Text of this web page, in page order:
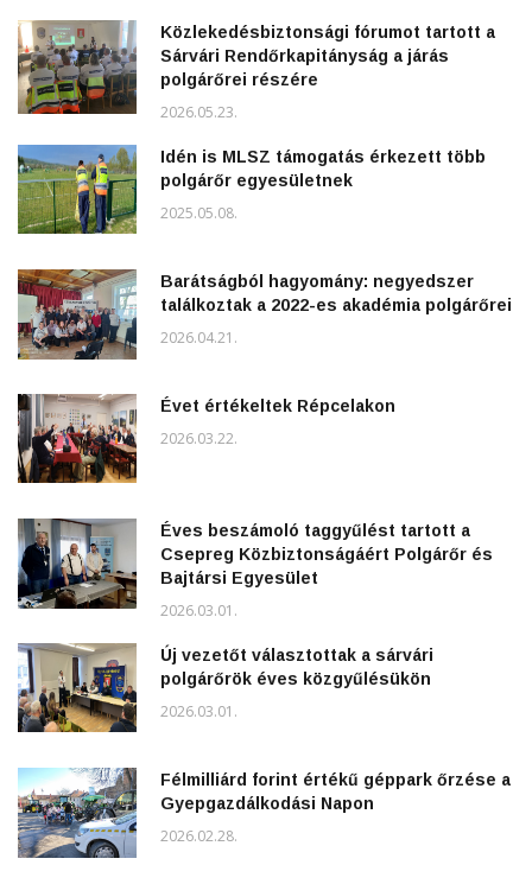
Közlekedésbiztonsági fórumot tartott a
Sárvári Rendőrkapitányság a járás
polgárőrei részére
2026.05.23.
Idén is MLSZ támogatás érkezett több
polgárőr egyesületnek
2025.05.08.
Barátságból hagyomány: negyedszer
találkoztak a 2022-es akadémia polgárőrei
2026.04.21.
Évet értékeltek Répcelakon
2026.03.22.
Éves beszámoló taggyűlést tartott a
Csepreg Közbiztonságáért Polgárőr és
Bajtársi Egyesület
2026.03.01.
Új vezetőt választottak a sárvári
polgárőrök éves közgyűlésükön
2026.03.01.
Félmilliárd forint értékű géppark őrzése a
Gyepgazdálkodási Napon
2026.02.28.